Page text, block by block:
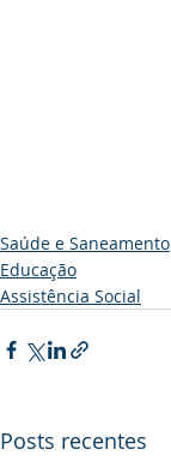
Saúde e Saneamento
Educação
Assistência Social
Posts recentes